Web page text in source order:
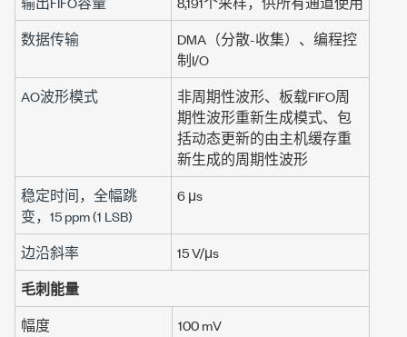
数据传输
DMA（分散-收集）、编程控
制I/O
AO波形模式
非周期性波形、板载FIFO周
期性波形重新生成模式、包
括动态更新的由主机缓存重
新生成的周期性波形
稳定时间，全幅跳
变， 15 ppm (1 LSB)
6 μs
边沿斜率
15 V/μs
毛刺能量
幅度
100 mV